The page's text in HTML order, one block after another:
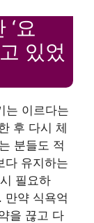
요
있었
는 이르다는
후 다시 체
분들도 적
다 유지하는
필요하
만약 식욕억
을 끊고 다